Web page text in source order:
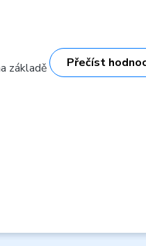
základě
Přečíst